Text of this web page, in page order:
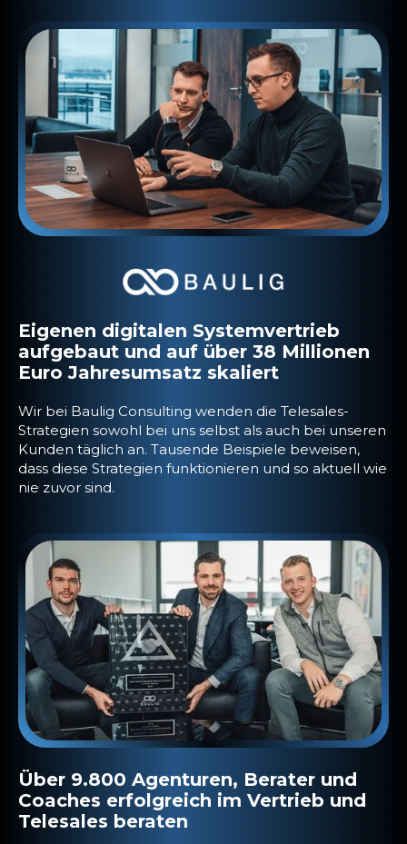
Eigenen digitalen Systemvertrieb
aufgebaut und auf über 38 Millionen
Euro Jahresumsatz skaliert
Wir bei Baulig Consulting wenden die Telesales-
Strategien sowohl bei uns selbst als auch bei unseren
Kunden täglich an. Tausende Beispiele beweisen,
dass diese Strategien funktionieren und so aktuell wie
nie zuvor sind.
Über 9.800 Agenturen, Berater und
Coaches erfolgreich im Vertrieb und
Telesales beraten